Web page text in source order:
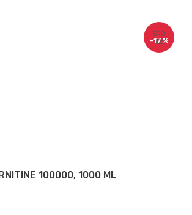
590
Kč
–17 %
100000, 1000 ML